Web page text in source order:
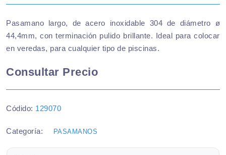
Pasamano largo, de acero inoxidable 304 de diámetro ø
44,4mm, con terminación pulido brillante. Ideal para colocar
en veredas, para cualquier tipo de piscinas.
Consultar Precio
Códido: 129070
Categoría: PASAMANOS